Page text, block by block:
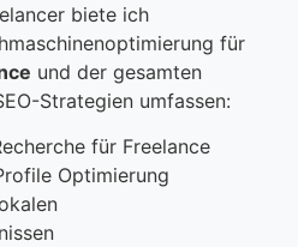
biete ich
für
und der gesamten
Strategien umfassen:
für Freelance
Optimierung